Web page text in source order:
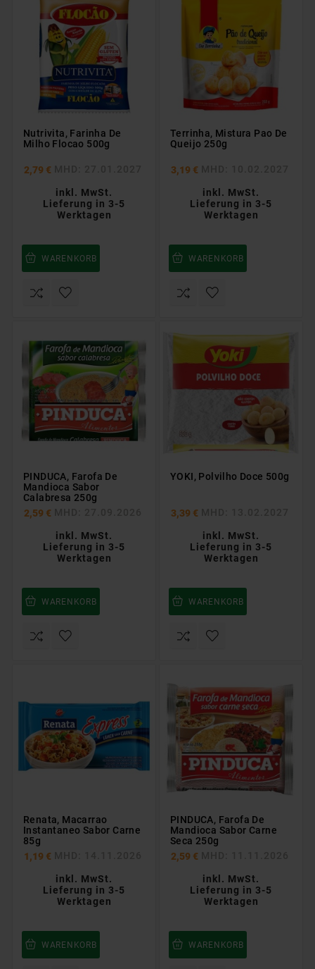
Nutrivita, Farinha De
Milho Flocao 500g
2,79 €
inkl. MwSt.
Lieferung in 3-5
Werktagen
WARENKORB
Terrinha, Mistura Pao De
Queijo 250g
3,19 €
inkl. MwSt.
Lieferung in 3-5
Werktagen
WARENKORB
PINDUCA, Farofa De
Mandioca Sabor
Calabresa 250g
2,59 €
inkl. MwSt.
Lieferung in 3-5
Werktagen
WARENKORB
YOKI, Polvilho Doce 500g
3,39 €
inkl. MwSt.
Lieferung in 3-5
Werktagen
WARENKORB
Renata, Macarrao
Instantaneo Sabor Carne
85g
1,19 €
inkl. MwSt.
Lieferung in 3-5
Werktagen
WARENKORB
PINDUCA, Farofa De
Mandioca Sabor Carne
Seca 250g
2,59 €
inkl. MwSt.
Lieferung in 3-5
Werktagen
WARENKORB